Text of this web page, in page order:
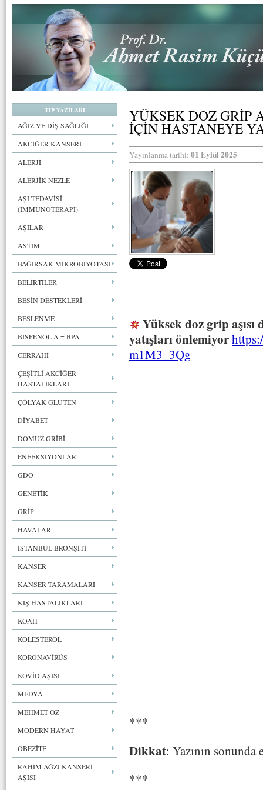
TIP YAZILARI
AĞIZ VE DİŞ SAĞLIĞI
AKCİĞER KANSERİ
ALERJİ
ALERJİK NEZLE
AŞI TEDAVİSİ
(İMMUNOTERAPİ)
AŞILAR
ASTIM
BAĞIRSAK MİKROBİYOTASI
BELİRTİLER
BESİN DESTEKLERİ
BESLENME
BİSFENOL A = BPA
CERRAHİ
ÇEŞİTLİ AKCİĞER
HASTALIKLARI
ÇÖLYAK GLUTEN
DİYABET
DOMUZ GRİBİ
ENFEKSİYONLAR
GDO
GENETİK
GRİP
HAVALAR
İSTANBUL BRONŞİTİ
KANSER
KANSER TARAMALARI
KIŞ HASTALIKLARI
KOAH
KOLESTEROL
KORONAVİRÜS
KOVİD AŞISI
MEDYA
MEHMET ÖZ
MODERN HAYAT
OBEZİTE
RAHİM AĞZI KANSERİ
AŞISI
YÜKSEK DOZ GRİP
İÇİN HASTANEYE
Yayınlanma tarihi: 01 Eylül 2025
Yüksek doz grip
yatışları önlemiyor
m1M3_3Qg
***
Dikkat: Yazının sonunda
***